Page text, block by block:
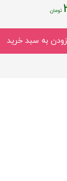
به سبد خرید